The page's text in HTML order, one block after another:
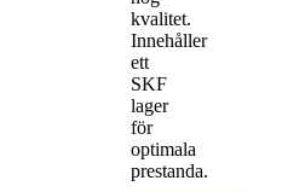
kvalitet.
Innehåller
ett
SKF
lager
för
optimala
prestanda.